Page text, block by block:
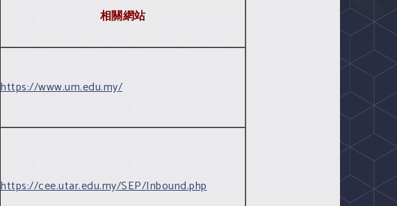
相關網站
https://www.um.edu.my/
https://cee.utar.edu.my/SEP/Inbound.php